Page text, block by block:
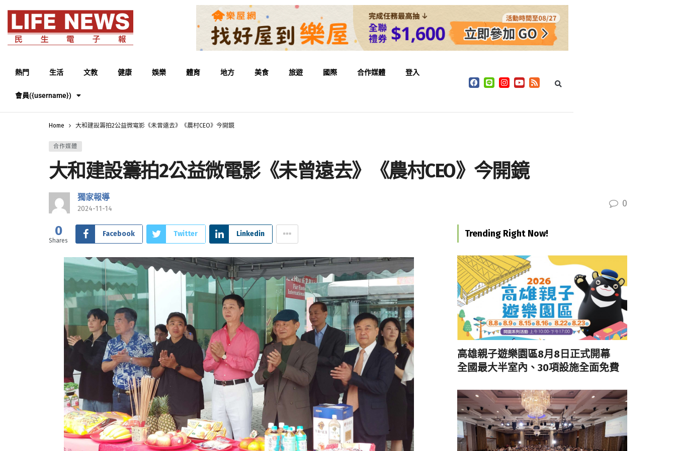
熱門 生活 文教 健康 娛樂 體育 地方 美食 旅遊 國際 合作媒體 登入
會員({username})
Home 大和建設籌拍2公益微電影《未曾遠去》《農村CEO》今開鏡
合作媒體
大和建設籌拍2公益微電影《未曾遠去》《農村CEO》今開鏡
獨家報導
2024-11-14 0
0
Shares
Facebook Twitter Linkedin Trending Right Now!
高雄親子遊樂園區8月8日正式開幕
全國最大半室內、30項設施全面免費